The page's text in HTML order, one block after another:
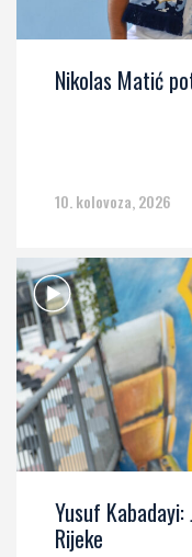
Nikolas Matić
10. kolovoza, 2026
Yusuf
Rijeke